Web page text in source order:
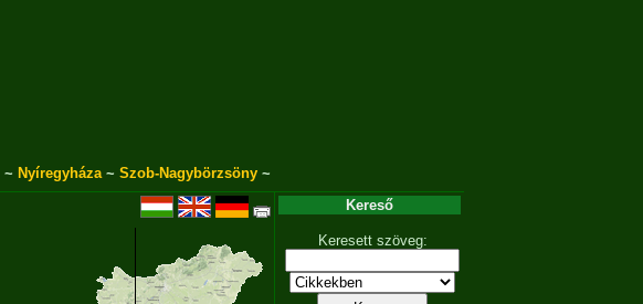
~ Nyíregyháza~ Szob-Nagybörzsöny ~
Kereső
Keresett szöveg: